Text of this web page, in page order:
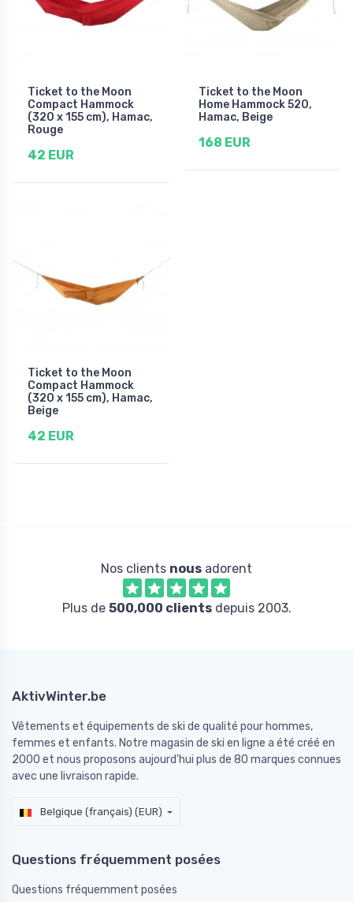
Ticket to the Moon
Compact Hammock
(320 x 155 cm), Hamac,
Rouge
42 EUR
Ticket to the Moon
Home Hammock 520,
Hamac, Beige
168 EUR
Ticket to the Moon
Compact Hammock
(320 x 155 cm), Hamac,
Beige
42 EUR
Nos clients nous adorent
Plus de 500,000 clientsdepuis 2003.
AktivWinter.be
Vêtements et équipements de ski de qualité pour hommes,
femmes et enfants. Notre magasin de ski en ligne a été créé en
2000 et nous proposons aujourd'hui plus de 80 marques connues
avec une livraison rapide.
Belgique (français) (EUR)
Questions fréquemment posées
Questions fréquemment posées